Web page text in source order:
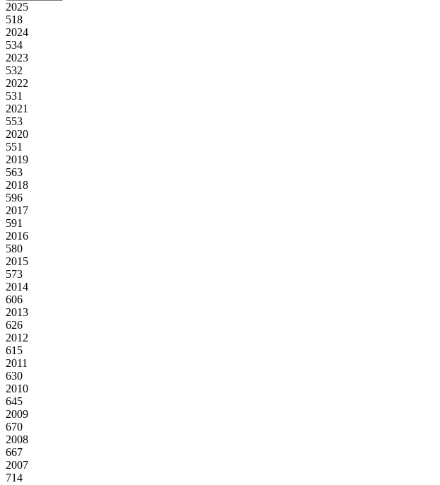
2025
518
2024
534
2023
532
2022
531
2021
553
2020
551
2019
563
2018
596
2017
591
2016
580
2015
573
2014
606
2013
626
2012
615
2011
630
2010
645
2009
670
2008
667
2007
714